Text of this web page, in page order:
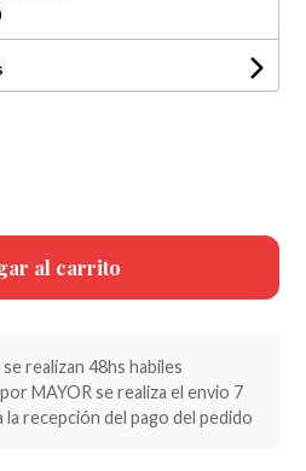
al carrito
realizan 48hs habiles
MAYOR se realiza el envio 7
recepción del pago del pedido